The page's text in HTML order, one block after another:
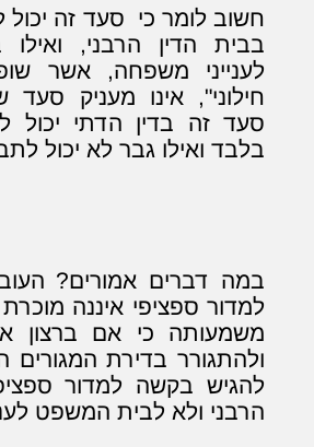
חשוב לומר כי סעד זה יכול
בבית הדין הרבני,
לענייני משפחה, אשר
חילוני", אינו מעניק סעד
סעד זה בדין הדתי יכול
בלבד ואילו גבר לא יכול
במה דברים אמורים?
למדור ספציפי איננה
משמעותה כי אם ברצון
ולהתגורר בדירת המגורים
להגיש בקשה למדור
הרבני ולא לבית המשפט